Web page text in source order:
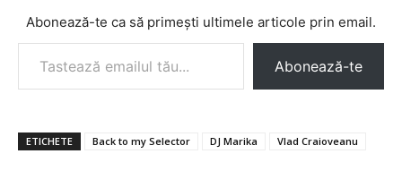
Abonează-te ca să primești ultimele articole prin email.
Tastează emailul tău...
Abonează-te
ETICHETE Back to my Selector DJ Marika Vlad Craioveanu